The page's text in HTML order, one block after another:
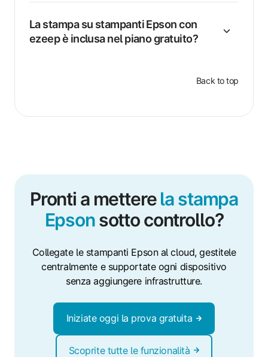
La stampa su stampanti Epson con
ezeep è inclusa nel piano gratuito?
Back to top
Pronti a metterela stampa
Epsonsotto controllo?
Collegate le stampanti Epson al cloud, gestitele
centralmente e supportate ogni dispositivo
senza aggiungere infrastrutture.
Iniziate oggi la prova gratuita
Scoprite tutte le funzionalità